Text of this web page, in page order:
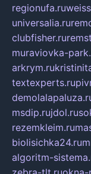
regionufa.ru
universalia.ru
clubfisher.ru
muraviovka-
arkrym.ru
textexperts.ru
msdip.rujdol.ru
rezemkleim.ru
biolisichka24.ru
algoritm-